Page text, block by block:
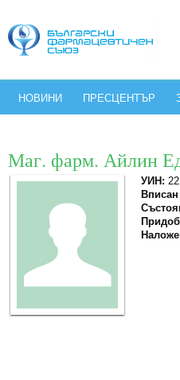
НОВИНИ ПРЕСЦЕНТЪР
Маг. фарм. Айлин
УИН: